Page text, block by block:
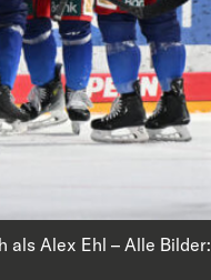
als Alex Ehl – Alle Bilder: